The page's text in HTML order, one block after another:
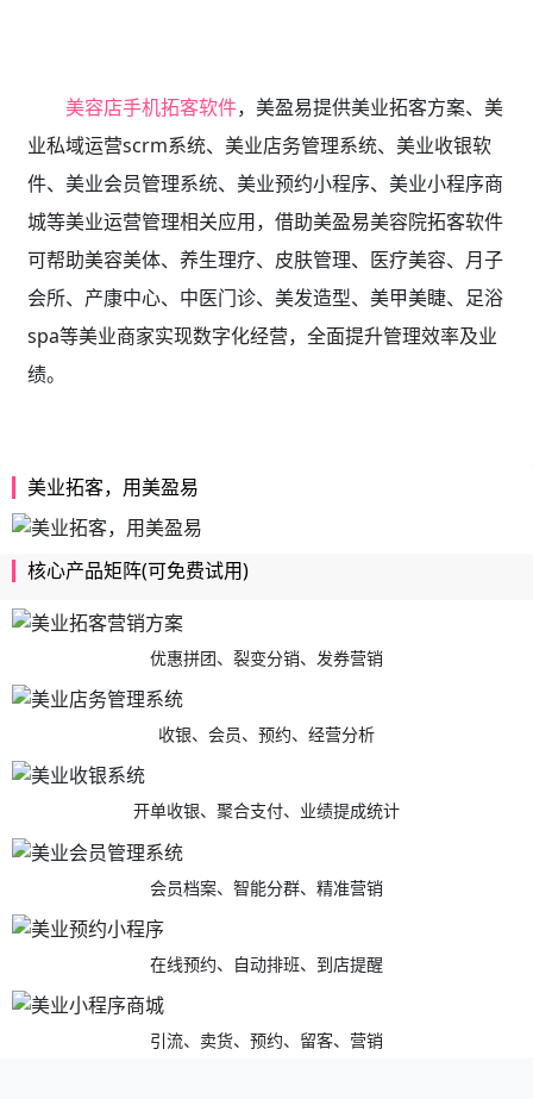
美容店手机拓客软件，美盈易提供美业拓客方案、美
业私域运营scrm系统、 美业店务管理系统、美业收银软
件、美业会员管理系统、美业预约小程序、美业小程序商
城等美业运营管理相关应用，借助美盈易美容院拓客软件
可帮助美容美体、养生理疗、皮肤管理、医疗美容、月子
会所、产康中心、中医门诊、美发造型、美甲美睫、足浴
spa等美业商家实现数字化经营，全面提升管理效率及业
绩。
美业拓客，用美盈易
核心产品矩阵(可免费试用)
优惠拼团、裂变分销、发券营销
收银、会员、预约、经营分析
开单收银、聚合支付、业绩提成统计
会员档案、智能分群、精准营销
在线预约、自动排班、到店提醒
引流、卖货、预约、留客、营销